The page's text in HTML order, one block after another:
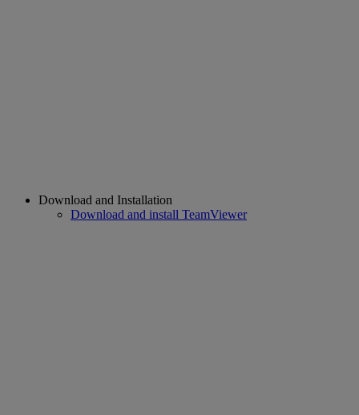
Download and Installation
Download and install TeamViewer